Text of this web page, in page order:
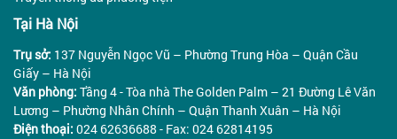
Tại Hà Nội
Trụ sở: 137 Nguyễn Ngọc Vũ – Phường Trung Hòa – Quận Cầu
Giấy – Hà Nội
Văn phòng: Tầng 4 - Tòa nhà The Golden Palm – 21 Đường Lê Văn
Lương – Phường Nhân Chính – Quận Thanh Xuân – Hà Nội
Điện thoại: 024 62636688 - Fax: 024 62814195